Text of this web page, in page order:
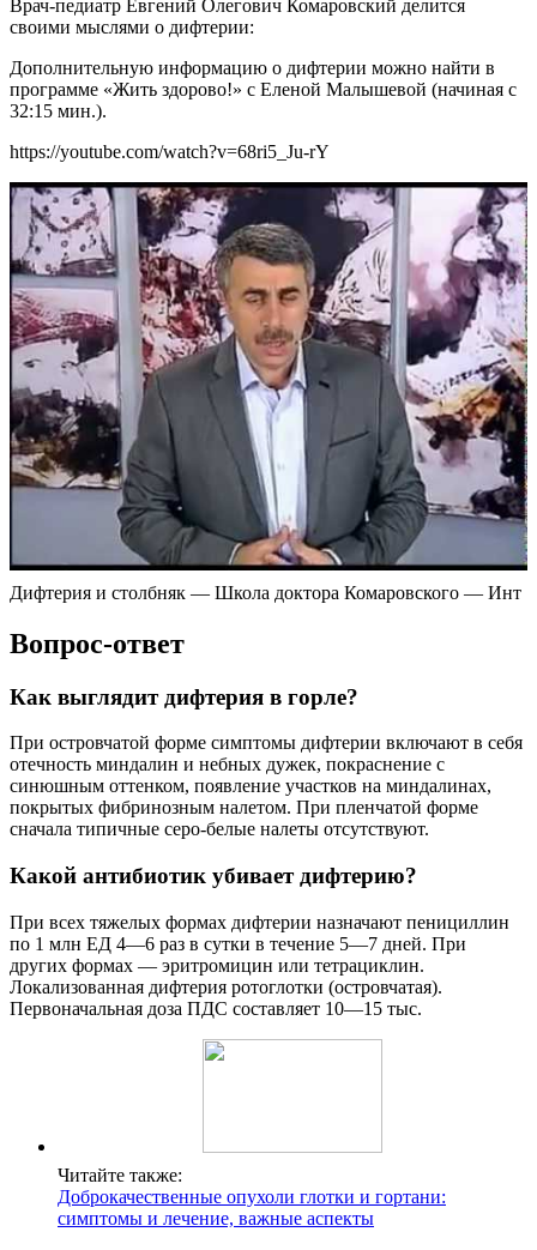
Врач-педиатр Евгений Олегович Комаровский делится
своими мыслями о дифтерии:
Дополнительную информацию о дифтерии можно найти в
программе «Жить здорово!» с Еленой Малышевой (начиная с
32:15 мин.).
https://youtube.com/watch?v=68ri5_Ju-rY
Дифтерия и столбняк — Школа доктора Комаровского — Инт
Вопрос-ответ
Как выглядит дифтерия в горле?
При островчатой форме симптомы дифтерии включают в себя
отечность миндалин и небных дужек, покраснение с
синюшным оттенком, появление участков на миндалинах,
покрытых фибринозным налетом. При пленчатой форме
сначала типичные серо-белые налеты отсутствуют.
Какой антибиотик убивает дифтерию?
При всех тяжелых формах дифтерии назначают пенициллин
по 1 млн ЕД 4—6 раз в сутки в течение 5—7 дней. При
других формах — эритромицин или тетрациклин.
Локализованная дифтерия ротоглотки (островчатая).
Первоначальная доза ПДС составляет 10—15 тыс.
Читайте также:
Доброкачественные опухоли глотки и гортани:
симптомы и лечение, важные аспекты